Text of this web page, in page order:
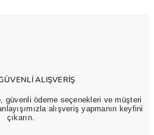
ALIŞVERİŞ
güvenli ödeme seçenekleri ve müşteri
alışveriş yapmanın keyfini
çıkarın.